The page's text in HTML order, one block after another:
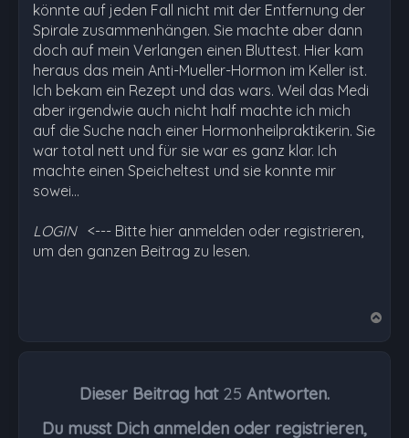
könnte auf jeden Fall nicht mit der Entfernung der
Spirale zusammenhängen. Sie machte aber dann
doch auf mein Verlangen einen Bluttest. Hier kam
heraus das mein Anti-Mueller-Hormon im Keller ist.
Ich bekam ein Rezept und das wars. Weil das Medi
aber irgendwie auch nicht half machte ich mich
auf die Suche nach einer Hormonheilpraktikerin. Sie
war total nett und für sie war es ganz klar. Ich
machte einen Speicheltest und sie konnte mir
sowei…
LOGIN <--- Bitte hier anmelden oder registrieren,
um den ganzen Beitrag zu lesen.
Dieser Beitrag hat 25 Antworten.
Du musst Dich anmelden oder registrieren,